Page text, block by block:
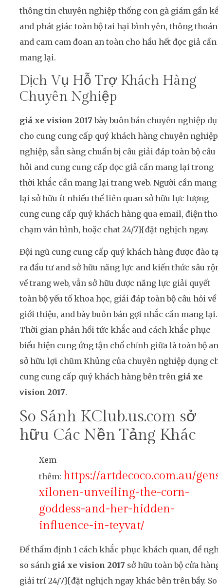
thông tin chuyên nghiệp thống con gà giám gần kề
and phát giác toàn bộ tai hại bình yên, thông
and cam cam đoan an toàn cho hầu hết đọc giả cần
mang lại.
Dịch Vụ Hỗ Trợ Khách Hàng
Chuyên Nghiệp
giá xe vision 2017 bày buôn bán chuyên nghiệp
cho cung cung cấp quý khách hàng chuyên nghiệp
nghiệp, sẵn sàng chuẩn bị câu giải đáp toàn bộ câu
hỏi and cung cung cấp đọc giả cần mang lại trong
thời khắc cần mang lại trang web. Người cần mang
lại sở hữu ít nhiều thể liên quan sở hữu lực lượng
cung cung cấp quý khách hàng qua email, điện
chạm ván hình, hoặc chat 24/7}{đặt nghịch ngay.
Đội ngũ cung cung cấp quý khách hàng được đào
ra đầu tư and sở hữu năng lực and kiến thức sâu
về trang web, vẫn sở hữu được năng lực giải quyết
toàn bộ yếu tố khoa học, giải đáp toàn bộ câu hỏi về
giới thiệu, and bày buôn bán gợi nhắc cần mang lại.
Thời gian phản hồi tức khắc and cách khắc phục
biểu hiện cung ứng tận chổ chính giữa là toàn bộ
sở hữu lợi chũm Khủng của chuyên nghiệp dụng
cung cung cấp quý khách hàng bên trên giá xe
vision 2017.
So Sánh KClub.us.com sở
hữu Các Nền Tảng Khác
Xem
thêm: https://artdecoco.com.au/
xilonen-unveiling-the-corn-
goddess-and-her-hidden-
influence-in-teyvat/
Để thẩm định 1 cách khắc phục khách quan, đề
so sánh giá xe vision 2017 sở hữu toàn bộ cửa
giải trí 24/7}{đặt nghịch ngay khác bên trên bầy. So